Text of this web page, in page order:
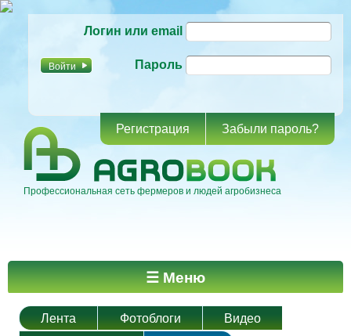
основному
Логин или email
Пароль
Регистрация Забыли пароль?
Профессиональная сеть фермеров и людей агробизнеса
Главное меню ☰ Меню
Лента Фотоблоги
Видео